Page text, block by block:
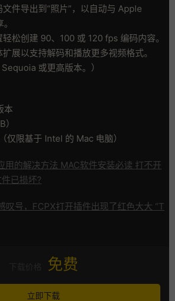
件导出到“照片”，以自动与 Apple
松创建 90、100 或 120 fps 编码内容。
展以支持解码和播放更多视频格式。
Sequoia 或更高版本。）
本
仅限基于 Intel 的 Mac 电脑）
用的解决方法 MAC软件安装必读 打不开
已损坏?
叹号，FCPX打开插件出现了红色大大 “T
免费
立即下载